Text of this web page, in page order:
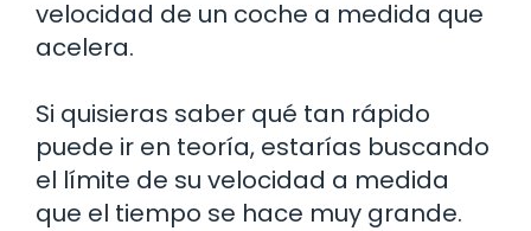
velocidad de un coche a medida que
acelera.
Si quisieras saber qué tan rápido
puede ir en teoría, estarías buscando
el límite de su velocidad a medida
que el tiempo se hace muy grande.